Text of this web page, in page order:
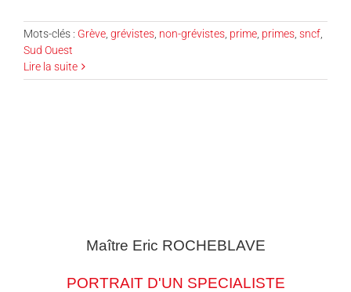
Mots-clés : Grève grévistes non-grévistes prime primes sncf
Sud Ouest
Lire la suite
Maître Eric ROCHEBLAVE
PORTRAIT D'UN SPECIALISTE